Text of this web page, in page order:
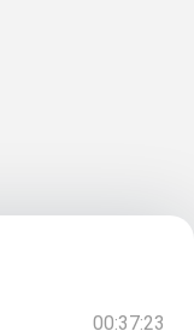
00:37:23